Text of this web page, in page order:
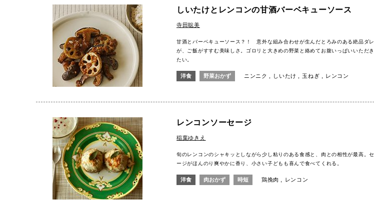
しいたけとレンコンの甘酒バーベキューソース
寺田聡美
甘酒とバーベキューソース？！ 意外な組み合わせが生んだとろみのある絶品ダレ
が、ご飯がすすむ美味しさ。ゴロリと大きめの野菜と絡めてお腹いっぱいいただき
たい。
洋食 野菜おかず ニンニク しいたけ 玉ねぎ レンコン
レンコンソーセージ
稲葉ゆきえ
旬のレンコンのシャキッとしながら少し粘りのある食感と、肉との相性が最高。セ
ージがほんのり爽やかに香り、小さい子どもも喜んで食べてくれる。
洋食 肉おかず 時短 鶏挽肉 レンコン